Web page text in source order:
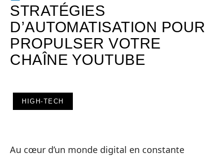
STRATÉGIES
D’AUTOMATISATION POUR
PROPULSER VOTRE
CHAÎNE YOUTUBE
HIGH-TECH
Au cœur d’un monde digital en constante